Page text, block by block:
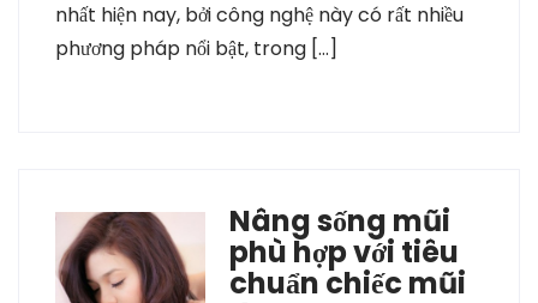
nhất hiện nay, bởi công nghệ này có rất nhiều
phương pháp nổi bật, trong […]
Nâng sống mũi
phù hợp với tiêu
chuẩn chiếc mũi